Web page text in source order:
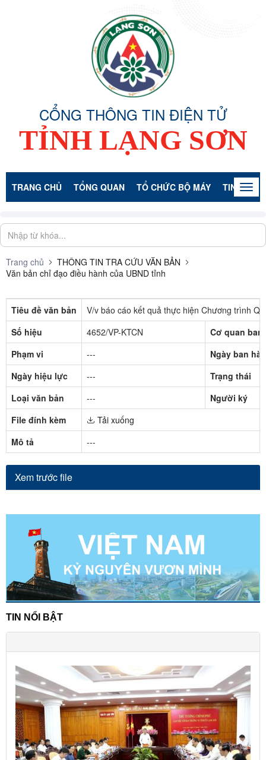
CỔNG THÔNG TIN ĐIỆN TỬ
TỈNH LẠNG SƠN
TRANG CHỦ TỔNG QUAN TỔ CHỨC BỘ MÁY TIN TỨC -
Trang chủ
THÔNG TIN TRA CỨU VĂN BẢN
Văn bản chỉ đạo điều hành của UBND tỉnh
Tiêu đề văn bản
V/v báo cáo kết quả thực hiện Chương trình
Số hiệu
4652/VP-KTCN
Cơ quan ban
Phạm vi
---
Ngày ban
Ngày hiệu lực
---
Trạng thái
Loại văn bản
---
Người ký
File đính kèm
Tải xuống
Mô tả
---
Xem trước file
TIN NỔI BẬT